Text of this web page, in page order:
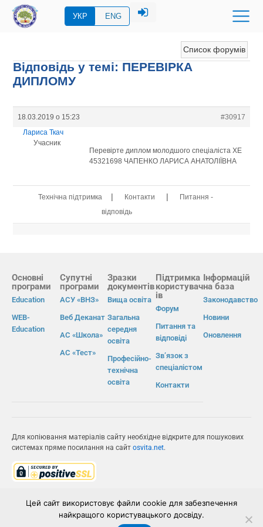
УКР ENG
Список форумів
Відповідь у темі: ПЕРЕВIРКА
ДИПЛОМУ
18.03.2019 о 15:23
#30917
Лариса Ткач
Учасник
Перевірте диплом молодшого спеціаліста ХЕ
45321698 ЧАПЕНКО ЛАРИСА АНАТОЛІЇВНА
Технічна підтримка | Контакти |
Питання -
відповідь
Основні
програми
Education
WEB-
Education
Супутні
програми
АСУ «ВНЗ»
Веб Деканат
АС «Школа»
АС «Тест»
Зразки
документів
Вища освіта
Загальна
середня
освіта
Професійно-
технічна
освіта
Підтримка
користувач
ів
Форум
Питання та
відповіді
Зв’язок з
спеціалістом
Контакти
Інформацій
на база
Законодавство
Новини
Оновлення
Для копіювання матеріалів сайту необхідне відкрите для пошукових
системах пряме посилання на сайт osvita.net.
ІВС «ОСВІТА»
Цей сайт використовує файли cookie для забезпечення
найкращого користувацького досвіду.